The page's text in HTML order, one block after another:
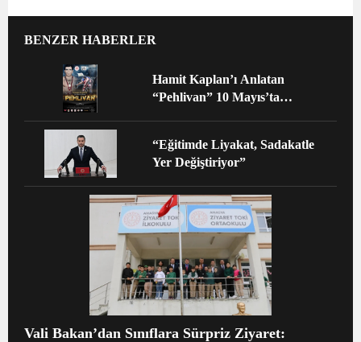
BENZER HABERLER
Hamit Kaplan’ı Anlatan
“Pehlivan” 10 Mayıs’ta
“Eğitimde Liyakat, Sadakatle
Yer Değiştiriyor”
Vali Bakan’dan Sınıflara Sürpriz Ziyaret: